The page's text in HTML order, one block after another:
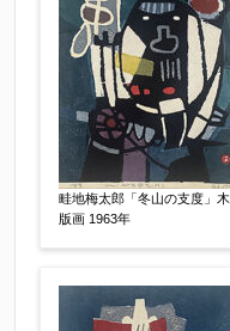
畦地梅太郎「冬山の支度」木
版画 1963年